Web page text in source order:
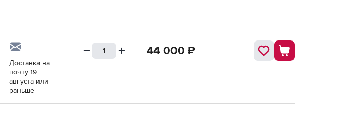
Доставка на
почту 19
августа или
раньше
44 000 ₽